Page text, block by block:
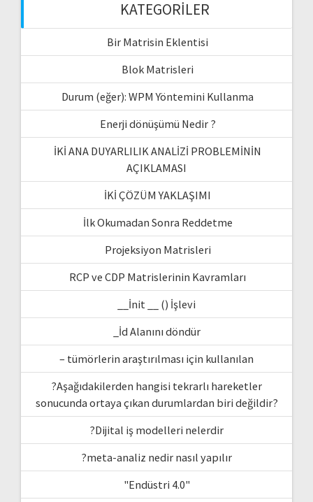
KATEGORILER
Bir Matrisin Eklentisi
Blok Matrisleri
Durum (eğer): WPM Yöntemini Kullanma
Enerji dönüşümü Nedir ?
İKİ ANA DUYARLILIK ANALİZİ PROBLEMİNİN
AÇIKLAMASI
İKİ ÇÖZÜM YAKLAŞIMI
İlk Okumadan Sonra Reddetme
Projeksiyon Matrisleri
RCP ve CDP Matrislerinin Kavramları
__İnit __ () İşlevi
_İd Alanını döndür
– tümörlerin araştırılması için kullanılan
?Aşağıdakilerden hangisi tekrarlı hareketler
sonucunda ortaya çıkan durumlardan biri değildir?
?Dijital iş modelleri nelerdir
?meta-analiz nedir nasıl yapılır
"Endüstri 4.0"